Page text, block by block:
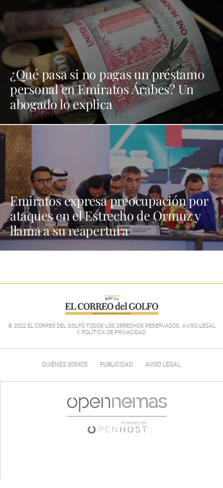
¿Qué pasa si no pagas un préstamo
personal en Emiratos Árabes? Un
abogado lo explica
Emiratos expresa preocupación por
ataques en el Estrecho de Ormuz y
llama a su reapertura
© 2022 EL CORREO DEL GOLFO TODOS LOS DERECHOS RESERVADOS. AVISO LEGAL
Y POLÍTICA DE PRIVACIDAD.
QUIÉNES SOMOS PUBLICIDAD AVISO LEGAL